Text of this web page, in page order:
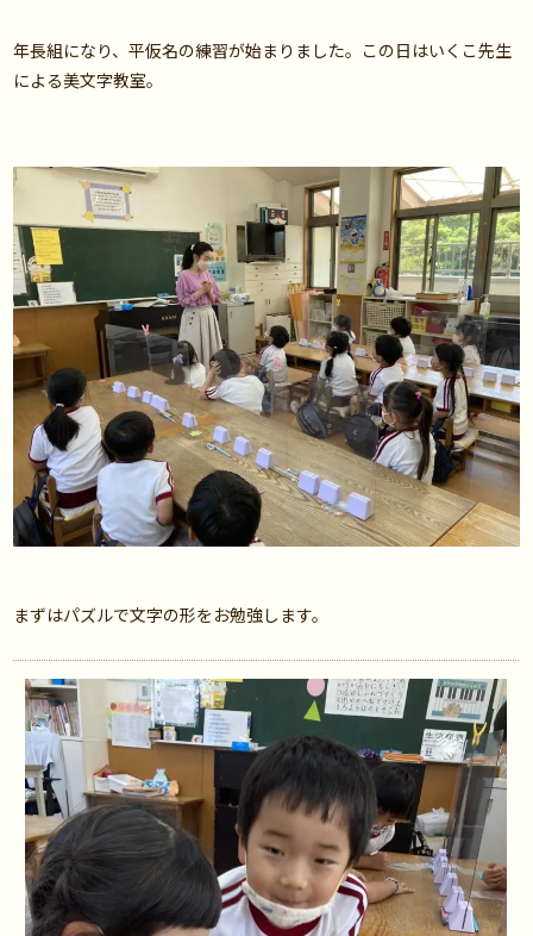
年長組になり、平仮名の練習が始まりました。この日はいくこ先生
による美文字教室。
まずはパズルで文字の形をお勉強します。